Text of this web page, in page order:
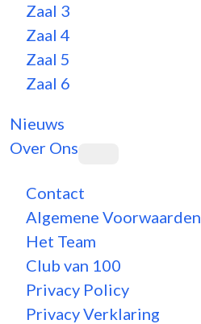
Zaal 3
Zaal 4
Zaal 5
Zaal 6
Nieuws
Over Ons
Contact
Algemene Voorwaarden
Het Team
Club van 100
Privacy Policy
Privacy Verklaring